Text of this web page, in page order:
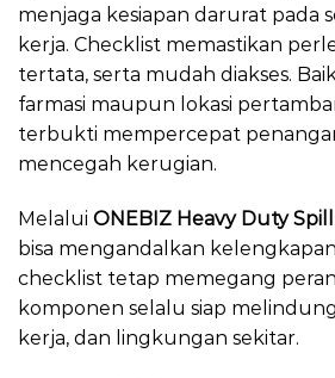
menjaga kesiapan darurat pada
kerja. Checklist memastikan
tertata, serta mudah diakses.
farmasi maupun lokasi
terbukti mempercepat
mencegah kerugian.
Melalui ONEBIZ Heavy Duty
bisa mengandalkan
checklist tetap memegang
komponen selalu siap
kerja, dan lingkungan sekitar.